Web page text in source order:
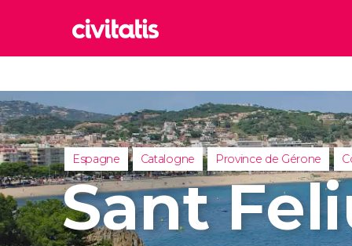
Italie
Espagne Catalogne Province de Gérone
Sant